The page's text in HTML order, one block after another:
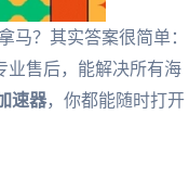
？其实答案很简单：
业售后，能解决所有海
速器，你都能随时打开